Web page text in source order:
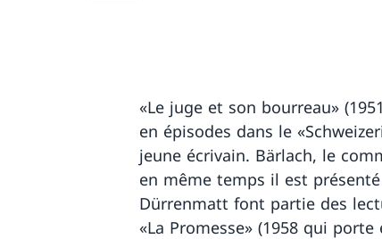
«Le juge et son bourreau»
en épisodes dans le
jeune écrivain. Bärlach, le
en même temps il est
Dürrenmatt font partie des
«La Promesse» (1958 qui